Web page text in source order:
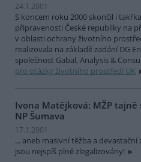
24.1.2001
S koncem roku 2000 skončil i
připravenosti České republiky na
v oblasti ochrany životního
realizovala na základě zadání DG
společnost Gabal, Analysis &
pro otázky životního prostředí UK
Ivona Matějková: MŽP tajně
NP Šumava
17.1.2001
... aneb masivní těžba a
jsou nejspíš plně zlegalizovány!